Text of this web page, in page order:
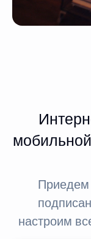
Приедем
настроим